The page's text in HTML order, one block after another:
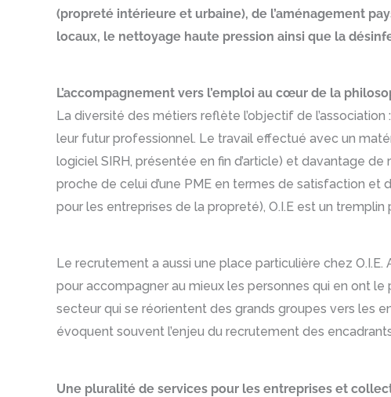
(propreté intérieure et urbaine), de l’aménagement
locaux, le nettoyage haute pression ainsi que la
L’accompagnement vers l’emploi au cœur de la
La diversité des métiers reflète l’objectif de
leur futur professionnel. Le travail effectué avec un
logiciel SIRH, présentée en fin d’article) et davantage
proche de celui d’une PME en termes de satisfaction
pour les entreprises de la propreté), O.I.E est un
Le recrutement a aussi une place particulière chez
pour accompagner au mieux les personnes qui en ont le
secteur qui se réorientent des grands groupes vers les
évoquent souvent l’enjeu du recrutement des
Une pluralité de services pour les entreprises et